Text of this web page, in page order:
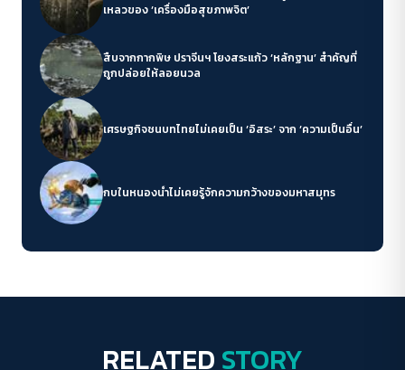
เหลวของ ‘เครื่องมือสุขภาพจิต’
สืบจากกากพิษ ปราจีนฯ โยงสระแก้ว ‘หลักฐาน’ สำคัญที่
ถูกปล่อยให้ลอยนวล
เศรษฐกิจชนบทไทยไม่เคยเป็น ‘อิสระ’ จาก ‘ความเป็นอื่น’
กบในหนองน้ำไม่เคยรู้จักความกว้างของมหาสมุทร
RELATED STORY